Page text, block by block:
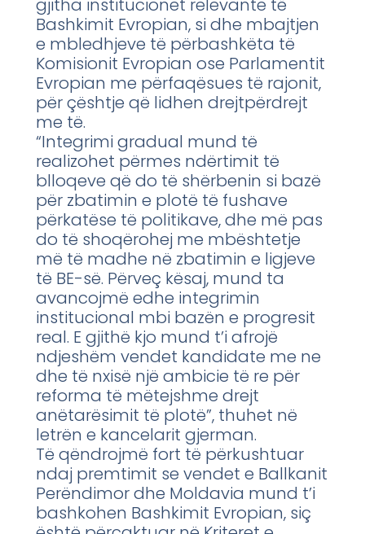
gjitha institucionet relevante të
Bashkimit Evropian, si dhe mbajtjen
e mbledhjeve të përbashkëta të
Komisionit Evropian ose Parlamentit
Evropian me përfaqësues të rajonit,
për çështje që lidhen drejtpërdrejt
me të.
“Integrimi gradual mund të
realizohet përmes ndërtimit të
blloqeve që do të shërbenin si bazë
për zbatimin e plotë të fushave
përkatëse të politikave, dhe më pas
do të shoqërohej me mbështetje
më të madhe në zbatimin e ligjeve
të BE-së. Përveç kësaj, mund ta
avancojmë edhe integrimin
institucional mbi bazën e progresit
real. E gjithë kjo mund t’i afrojë
ndjeshëm vendet kandidate me ne
dhe të nxisë një ambicie të re për
reforma të mëtejshme drejt
anëtarësimit të plotë”, thuhet në
letrën e kancelarit gjerman.
Të qëndrojmë fort të përkushtuar
ndaj premtimit se vendet e Ballkanit
Perëndimor dhe Moldavia mund t’i
bashkohen Bashkimit Evropian, siç